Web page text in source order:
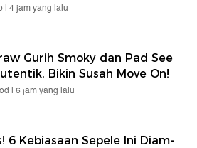
| 4 jam yang lalu
Gurih Smoky dan Pad See
Bikin Susah Move On!
| 6 jam yang lalu
6 Kebiasaan Sepele Ini Diam-